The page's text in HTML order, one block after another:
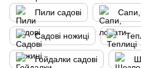
Пили садові Сапи,
Садові ножиці
Гойдалки садові